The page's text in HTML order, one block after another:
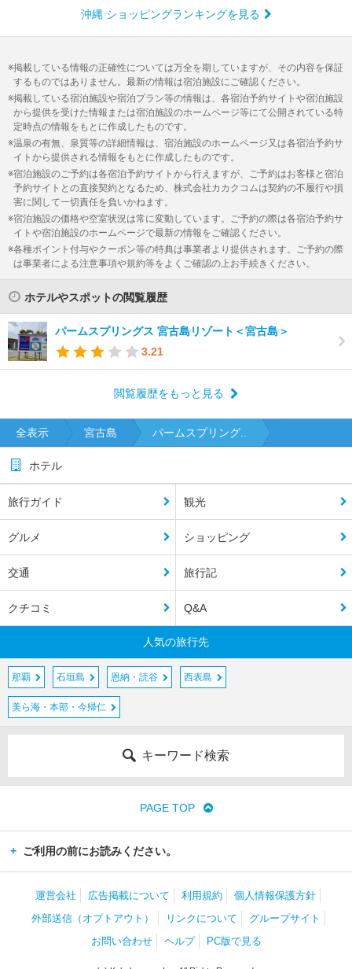
沖縄 ショッピングランキングを見る
掲載している情報の正確性については万全を期していますが、その内容を保証
するものではありません。最新の情報は宿泊施設にご確認ください。
掲載している宿泊施設や宿泊プラン等の情報は、各宿泊予約サイトや宿泊施設
から提供を受けた情報または宿泊施設のホームページ等にて公開されている特
定時点の情報をもとに作成したものです。
温泉の有無、泉質等の詳細情報は、宿泊施設のホームページ又は各宿泊予約サ
イトから提供される情報をもとに作成したものです。
宿泊施設のご予約は各宿泊予約サイトから行えますが、ご予約はお客様と宿泊
予約サイトとの直接契約となるため、株式会社カカクコムは契約の不履行や損
害に関して一切責任を負いかねます。
宿泊施設の価格や空室状況は常に変動しています。ご予約の際は各宿泊予約サ
イトや宿泊施設のホームページで最新の情報をご確認ください。
各種ポイント付与やクーポン等の特典は事業者より提供されます。ご予約の際
は事業者による注意事項や規約等をよくご確認の上お手続きください。
ホテルやスポットの閲覧履歴
パームスプリングス 宮古島リゾート＜宮古島＞
3.21
閲覧履歴をもっと見る
全表示 宮古島 パームスプリング..
ホテル
旅行ガイド 観光
グルメ ショッピング
交通 旅行記
クチコミ Q&A
人気の旅行先
那覇 石垣島 恩納・読谷 西表島
美ら海・本部・今帰仁
キーワード検索
PAGE TOP
ご利用の前にお読みください。
運営会社 広告掲載について 利用規約
個人情報保護方針
外部送信（オプトアウト）
リンクについて
グループサイト
お問い合わせ
ヘルプ PC版で見る